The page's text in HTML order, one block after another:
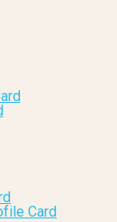
Card